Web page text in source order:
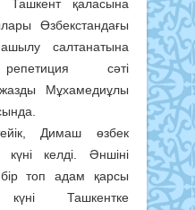
Ташкент қаласына
Өзбекстандағы
салтанатына
репетиция сәті
Мұхамедиұлы
Димаш өзбек
келді. Әншіні
топ адам қарсы
Ташкентке